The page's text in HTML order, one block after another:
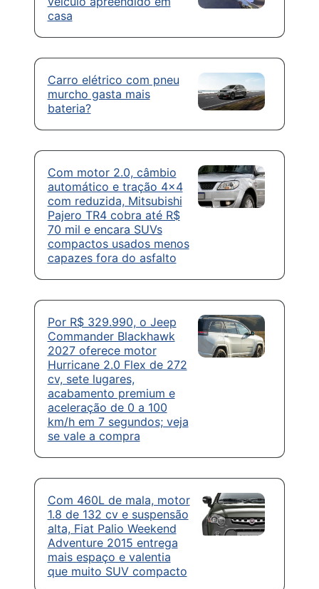
casa
Carro elétrico com pneu
murcho gasta mais
bateria?
Com motor 2.0, câmbio
automático e tração 4×4
com reduzida, Mitsubishi
Pajero TR4 cobra até R$
70 mil e encara SUVs
compactos usados menos
capazes fora do asfalto
Por R$ 329.990, o Jeep
Commander Blackhawk
2027 oferece motor
Hurricane 2.0 Flex de 272
cv, sete lugares,
acabamento premium e
aceleração de 0 a 100
km/h em 7 segundos; veja
se vale a compra
Com 460L de mala, motor
1.8 de 132 cv e suspensão
alta, Fiat Palio Weekend
Adventure 2015 entrega
mais espaço e valentia
que muito SUV compacto